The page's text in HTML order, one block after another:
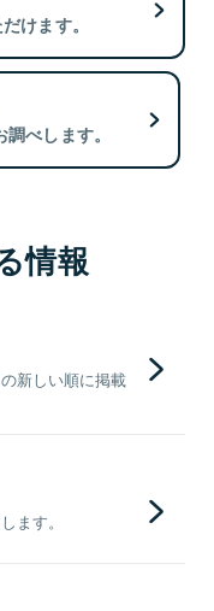
けます。
べします。
情報
新しい順に掲載
ます。